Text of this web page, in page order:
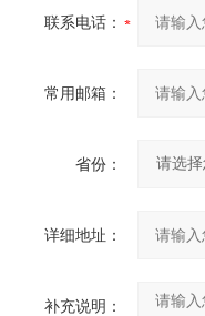
联系电话：
常用邮箱：
省份：
详细地址：
补充说明：